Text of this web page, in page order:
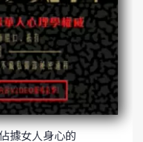
佔據女人身心的